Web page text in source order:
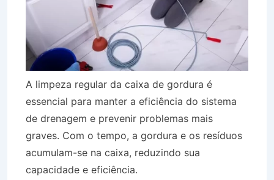
A limpeza regular da caixa de gordura é
essencial para manter a eficiência do sistema
de drenagem e prevenir problemas mais
graves. Com o tempo, a gordura e os resíduos
acumulam-se na caixa, reduzindo sua
capacidade e eficiência.